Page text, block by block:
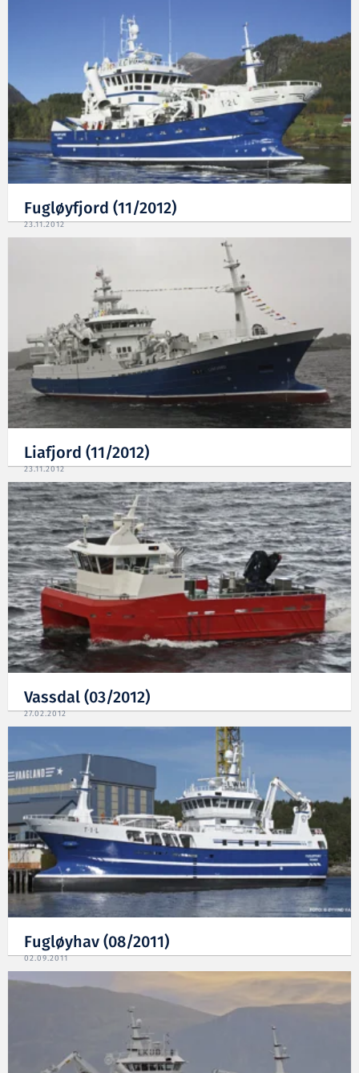
Fugløyfjord (11/2012)
23.11.2012
Liafjord (11/2012)
23.11.2012
Vassdal (03/2012)
27.02.2012
Fugløyhav (08/2011)
02.09.2011